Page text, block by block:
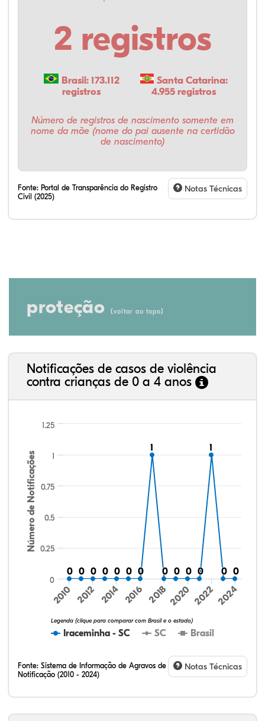
2 registros
Brasil: 173.112
registros
Santa Catarina:
4.955 registros
Número de registros de nascimento somente em
nome da mãe (nome do pai ausente na certidão
de nascimento)
Fonte: Portal de Transparência do Registro
Civil (2025)
Notas Técnicas
proteção (voltar ao topo)
Notificações de casos de violência
contra crianças de 0 a 4 anos
Número de Notificações
0
0 0
0 0
0 0
0 0
0 0
0 0
0
11
0
0 0
0 0
0 0
0
11
0
0 0
0
Iraceminha - SC SC Brasil
Legenda (clique para comparar com Brasil e o estado)
2010 2012 2014 2016 2018 2020 2022 2024
0
0.25
0.5
0.75
1
1.25
Fonte: Sistema de Informação de Agravos de
Notificação (2010 - 2024)
Notas Técnicas
74,03%
5,10%
0,26%
19,73%
0,70%
0,19%
32,57%
9,24%
0,46%
54,88%
1,27%
1,56%